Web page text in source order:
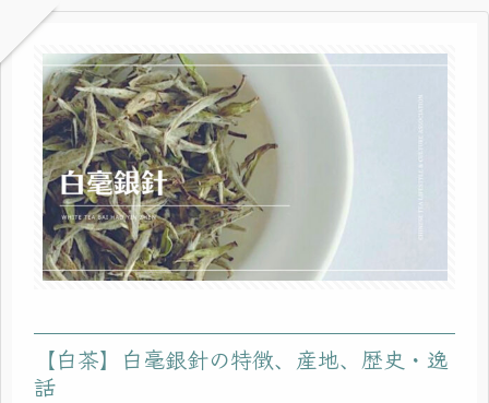
【白茶】白毫銀針の特徴、産地、歴史・逸
話